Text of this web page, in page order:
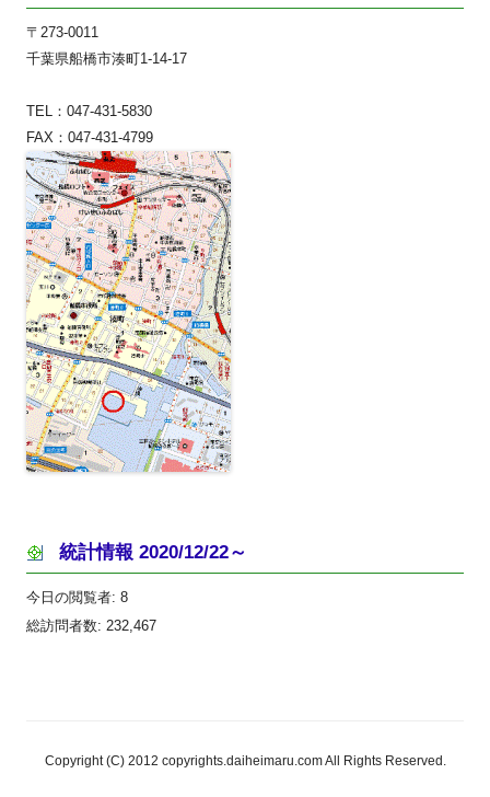
〒273-0011
千葉県船橋市湊町1-14-17
TEL：047-431-5830
FAX：047-431-4799
統計情報 2020/12/22～
今日の閲覧者: 8
総訪問者数: 232,467
Copyright (C) 2012 copyrights.daiheimaru.com All Rights Reserved.